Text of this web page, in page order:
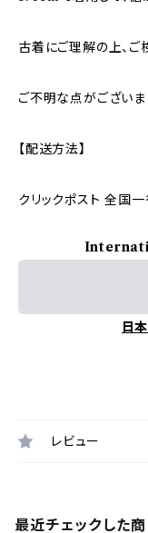
古着にご理解の上、ご
ご不明な点がございま
【配送方法】
クリックポスト 全国
日
レビュー
最近チェックした